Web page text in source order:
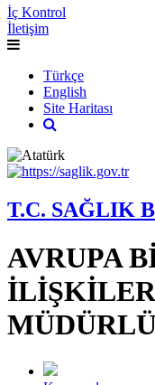
İç Kontrol
İletişim
Türkçe
English
Site Haritası
T.C. SAĞLIK
AVRUPA